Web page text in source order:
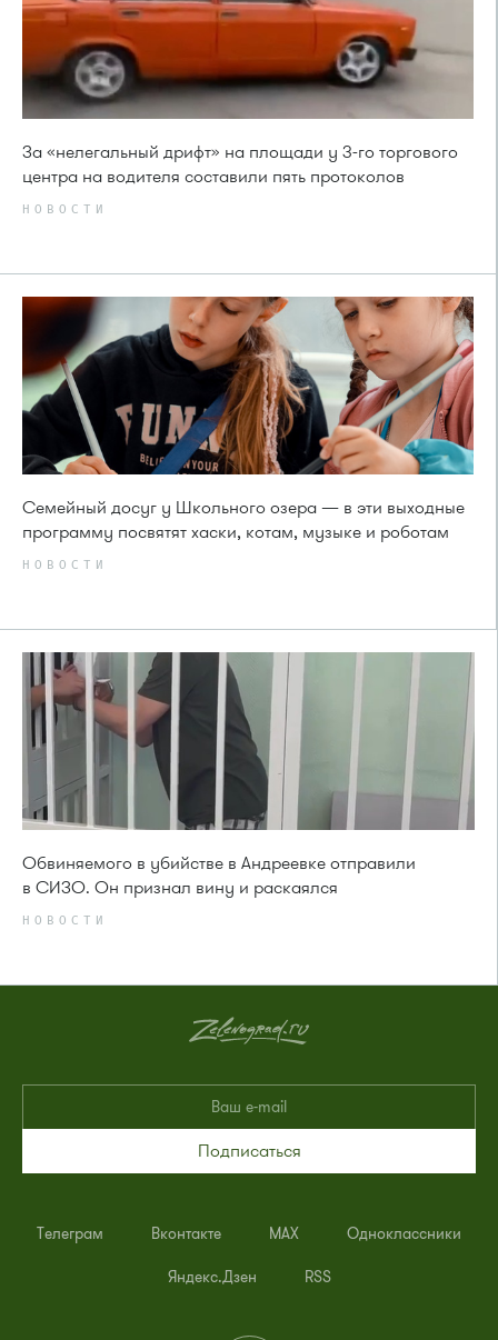
За «нелегальный дрифт» на площади у 3-го торгового
центра на водителя составили пять протоколов
НОВОСТИ
Семейный досуг у Школьного озера — в эти выходные
программу посвятят хаски, котам, музыке и роботам
НОВОСТИ
Обвиняемого в убийстве в Андреевке отправили
в СИЗО. Он признал вину и раскаялся
НОВОСТИ
Подписаться
Телеграм Вконтакте MAX Одноклассники
Яндекс.Дзен RSS